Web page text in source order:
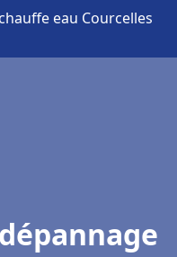
eau Courcelles